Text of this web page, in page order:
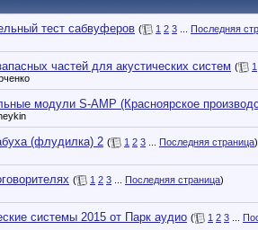
тест сабвуферов ( 1 2 3
Последняя
частей для акустических систем (
1
модули S-AMP (Красноярское
(флудилка) 2 ( 1 2 3 Последняя страница)
( 1 2 3 Последняя страница)
системы 2015 от Парк аудио ( 1 2 3